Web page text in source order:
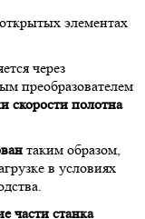
элементах
через
преобразователем
скорости полотна
таким образом,
в условиях
части станка